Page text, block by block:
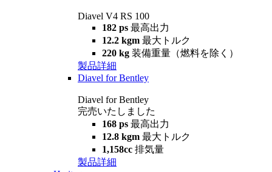
Diavel V4 RS 100
182 ps 最高出力
12.2 kgm 最大トルク
220 kg 装備重量（燃料を除く）
製品詳細
Diavel for Bentley
Diavel for Bentley
完売いたしました
168 ps 最高出力
12.8 kgm 最大トルク
1,158cc 排気量
製品詳細